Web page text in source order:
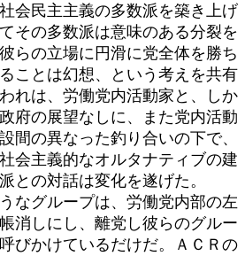
会民主主義の多数派を築き上げ
その多数派は意味のある分裂を
らの立場に円滑に党全体を勝ち
ことは幻想、という考えを共有
れは、労働党内活動家と、しか
府の展望なしに、また党内活動
間の異なった釣り合いの下で、
会主義的なオルタナティブの建
との対話は変化を遂げた。
なグループは、労働党内部の左
消しにし、離党し彼らのグルー
びかけているだけだ。ＡＣＲの